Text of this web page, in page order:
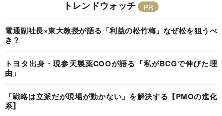
トレンドウォッチ
電通副社長×東大教授が語る「利益の松竹梅」なぜ松を狙うべ
き？
トヨタ出身・現参天製薬COOが語る「私がBCGで伸びた理
由」
「戦略は立派だが現場が動かない」を解決する【PMOの進化
系】